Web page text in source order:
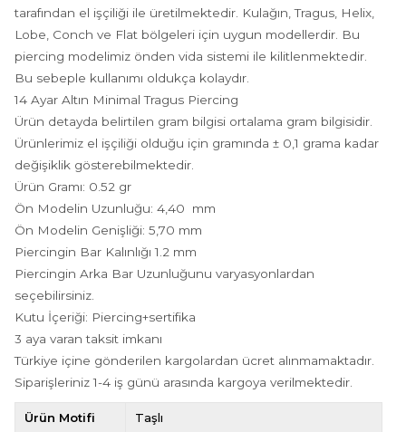
tarafından el işçiliği ile üretilmektedir. Kulağın, Tragus, Helix,
Lobe, Conch ve Flat bölgeleri için uygun modellerdir. Bu
piercing modelimiz önden vida sistemi ile kilitlenmektedir.
Bu sebeple kullanımı oldukça kolaydır.
14 Ayar Altın Minimal Tragus Piercing
Ürün detayda belirtilen gram bilgisi ortalama gram bilgisidir.
Ürünlerimiz el işçiliği olduğu için gramında ± 0,1 grama kadar
değişiklik gösterebilmektedir.
Ürün Gramı: 0.52 gr
Ön Modelin Uzunluğu: 4,40 mm
Ön Modelin Genişliği: 5,70 mm
Piercingin Bar Kalınlığı 1.2 mm
Piercingin Arka Bar Uzunluğunu varyasyonlardan
seçebilirsiniz.
Kutu İçeriği: Piercing+sertifika
3 aya varan taksit imkanı
Türkiye içine gönderilen kargolardan ücret alınmamaktadır.
Siparişleriniz 1-4 iş günü arasında kargoya verilmektedir.
Ürün Motifi Taşlı